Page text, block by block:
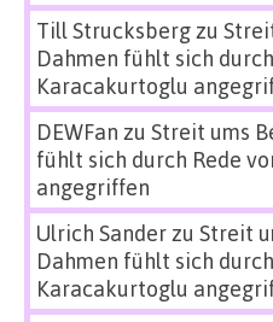
Till Strucksbergzu
Dahmen fühlt sich
Karacakurtoglu
DEWFan zu Streit ums
fühlt sich durch Rede
angegriffen
Ulrich Sanderzu Streit
Dahmen fühlt sich
Karacakurtoglu